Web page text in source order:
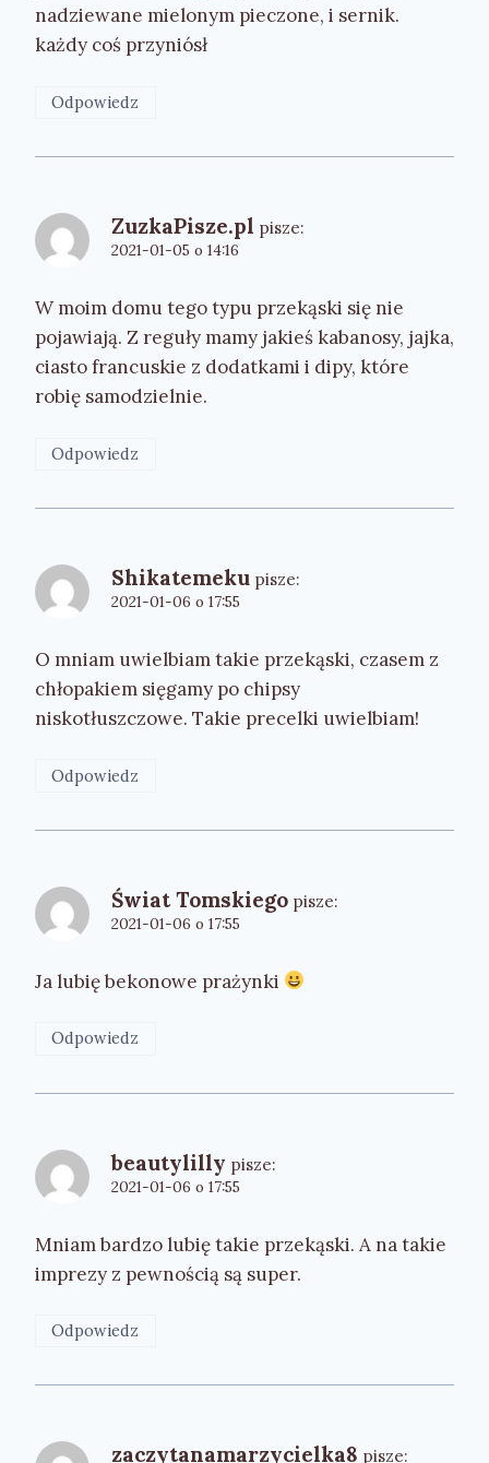
nadziewane mielonym pieczone, i sernik.
każdy coś przyniósł
Odpowiedz
ZuzkaPisze.pl pisze:
2021-01-05 o 14:16
W moim domu tego typu przekąski się nie
pojawiają. Z reguły mamy jakieś kabanosy, jajka,
ciasto francuskie z dodatkami i dipy, które
robię samodzielnie.
Odpowiedz
Shikatemeku pisze:
2021-01-06 o 17:55
O mniam uwielbiam takie przekąski, czasem z
chłopakiem sięgamy po chipsy
niskotłuszczowe. Takie precelki uwielbiam!
Odpowiedz
Świat Tomskiego pisze:
2021-01-06 o 17:55
Ja lubię bekonowe prażynki
Odpowiedz
beautylilly pisze:
2021-01-06 o 17:55
Mniam bardzo lubię takie przekąski. A na takie
imprezy z pewnością są super.
Odpowiedz
zaczytanamarzycielka8 pisze: